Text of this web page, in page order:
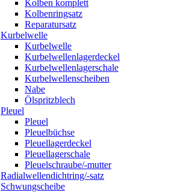
Kolben komplett
Kolbenringsatz
Reparatursatz
Kurbelwelle
Kurbelwelle
Kurbelwellenlagerdeckel
Kurbelwellenlagerschale
Kurbelwellenscheiben
Nabe
Ölspritzblech
Pleuel
Pleuel
Pleuelbüchse
Pleuellagerdeckel
Pleuellagerschale
Pleuelschraube/-mutter
Radialwellendichtring/-satz
Schwungscheibe